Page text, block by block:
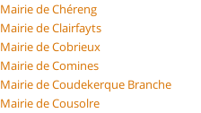
Mairie de Chéreng
Mairie de Clairfayts
Mairie de Cobrieux
Mairie de Comines
Mairie de Coudekerque Branche
Mairie de Cousolre